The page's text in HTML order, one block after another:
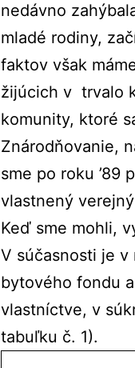
nedávno
mladé rodiny,
faktov však
žijúcich v trvalo
komunity, ktoré
Znárodňovanie,
sme po roku ’89
vlastnený
Keď sme mohli,
V súčasnosti je v
bytového fondu
vlastníctve, v
tabuľku č. 1).